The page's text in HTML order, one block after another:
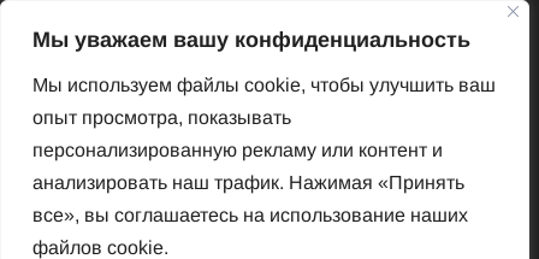
Мы уважаем вашу конфиденциальность
Мы используем файлы cookie, чтобы улучшить ваш
опыт просмотра, показывать
персонализированную рекламу или контент и
анализировать наш трафик. Нажимая «Принять
все», вы соглашаетесь на использование наших
файлов cookie.
Новый Венский журнал
Архив номеров